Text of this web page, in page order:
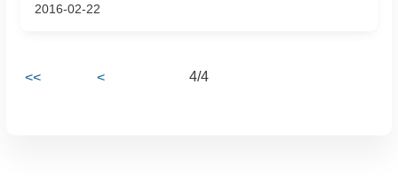
2016-02-22
<< < 4/4